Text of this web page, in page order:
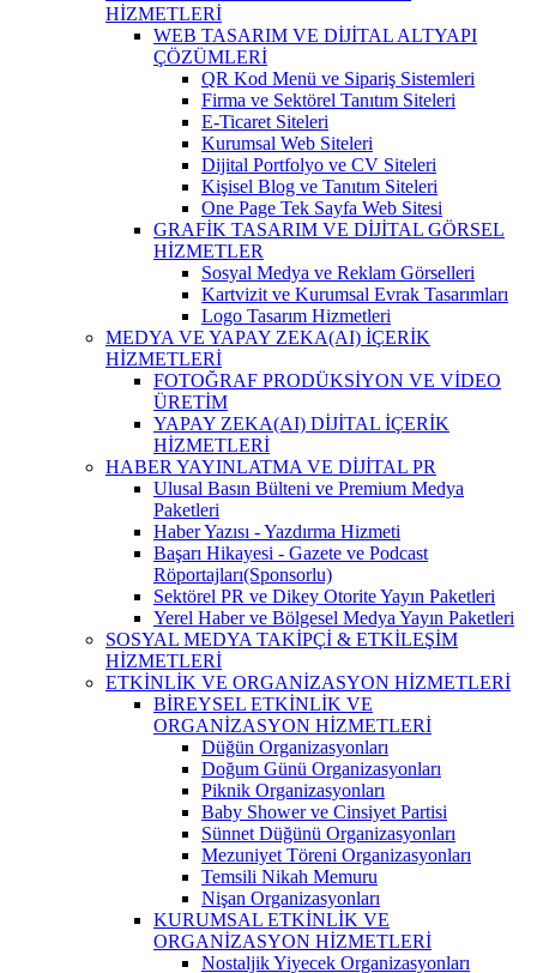
HİZMETLERİ
WEB TASARIM VE DİJİTAL ALTYAPI
ÇÖZÜMLERİ
QR Kod Menü ve Sipariş Sistemleri
Firma ve Sektörel Tanıtım Siteleri
E-Ticaret Siteleri
Kurumsal Web Siteleri
Dijital Portfolyo ve CV Siteleri
Kişisel Blog ve Tanıtım Siteleri
One Page Tek Sayfa Web Sitesi
GRAFİK TASARIM VE DİJİTAL GÖRSEL
HİZMETLER
Sosyal Medya ve Reklam Görselleri
Kartvizit ve Kurumsal Evrak Tasarımları
Logo Tasarım Hizmetleri
MEDYA VE YAPAY ZEKA(AI) İÇERİK
HİZMETLERİ
FOTOĞRAF PRODÜKSİYON VE VİDEO
ÜRETİM
YAPAY ZEKA(AI) DİJİTAL İÇERİK
HİZMETLERİ
HABER YAYINLATMA VE DİJİTAL PR
Ulusal Basın Bülteni ve Premium Medya
Paketleri
Haber Yazısı - Yazdırma Hizmeti
Başarı Hikayesi - Gazete ve Podcast
Röportajları(Sponsorlu)
Sektörel PR ve Dikey Otorite Yayın Paketleri
Yerel Haber ve Bölgesel Medya Yayın Paketleri
SOSYAL MEDYA TAKİPÇİ & ETKİLEŞİM
HİZMETLERİ
ETKİNLİK VE ORGANİZASYON HİZMETLERİ
BİREYSEL ETKİNLİK VE
ORGANİZASYON HİZMETLERİ
Düğün Organizasyonları
Doğum Günü Organizasyonları
Piknik Organizasyonları
Baby Shower ve Cinsiyet Partisi
Sünnet Düğünü Organizasyonları
Mezuniyet Töreni Organizasyonları
Temsili Nikah Memuru
Nişan Organizasyonları
KURUMSAL ETKİNLİK VE
ORGANİZASYON HİZMETLERİ
Nostaljik Yiyecek Organizasyonları